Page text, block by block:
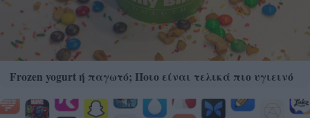
Frozen yogurt ή παγωτό; Ποιο είναι τελικά πιο υγιεινό